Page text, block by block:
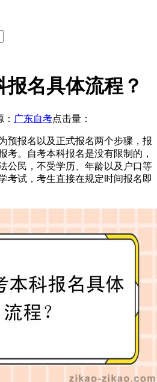
名具体流程？
广东自考点击量：
报名以及正式报名两个步骤，报
考。自考本科报名是没有限制的，
公民，不受学历、年龄以及户口等
考试，考生直接在规定时间报名即